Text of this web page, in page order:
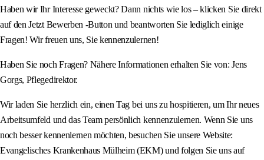
Haben wir Ihr Interesse geweckt? Dann nichts wie los – klicken Sie direkt
auf den Jetzt Bewerben -Button und beantworten Sie lediglich einige
Fragen! Wir freuen uns, Sie kennenzulernen!
Haben Sie noch Fragen? Nähere Informationen erhalten Sie von: Jens
Gorgs, Pflegedirektor.
Wir laden Sie herzlich ein, einen Tag bei uns zu hospitieren, um Ihr neues
Arbeitsumfeld und das Team persönlich kennenzulernen. Wenn Sie uns
noch besser kennenlernen möchten, besuchen Sie unsere Website:
Evangelisches Krankenhaus Mülheim (EKM) und folgen Sie uns auf